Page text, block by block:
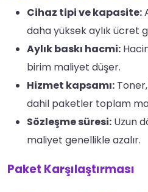
Cihaz tipi ve kapasite:
daha yüksek aylık ücret
Aylık baskı hacmi:
birim maliyet düşer.
Hizmet kapsamı:
dahil paketler toplam
Sözleşme süresi: Uzun
maliyet genellikle azalır.
Paket Karşılaştırması